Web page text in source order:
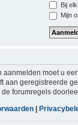
Bij
Mijn
aanmelden moet u
aan geregistreerde
forumregels